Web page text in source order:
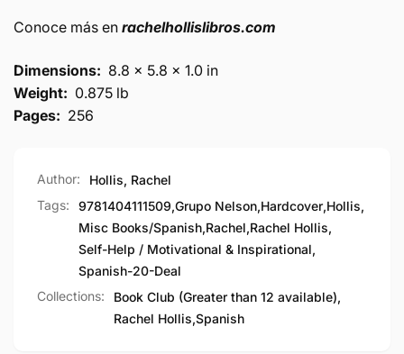
Conoce más en rachelhollislibros.com
Dimensions: 8.8 x 5.8 x 1.0 in
Weight: 0.875 lb
Pages: 256
Author:
Hollis, Rachel
Tags:
9781404111509,Grupo Nelson,Hardcover,Hollis,
Misc Books/Spanish,Rachel,Rachel Hollis,
Self-Help / Motivational & Inspirational,
Spanish-20-Deal
Collections:
Book Club (Greater than 12 available),
Rachel Hollis,Spanish